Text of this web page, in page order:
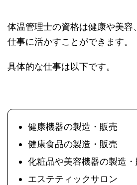
体温管理士の資格は健康や美容
仕事に活かすことができます。
具体的な仕事は以下です。
健康機器の製造・販売
健康食品の製造・販売
化粧品や美容機器の製造
エステティックサロン